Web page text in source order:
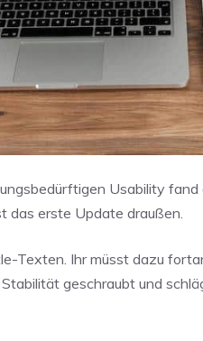
Usability
das erste Update draußen.
Texten. Ihr müsst dazu
geschraubt und